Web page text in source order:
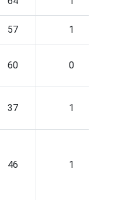
57 1
60 0
37 1
46 1